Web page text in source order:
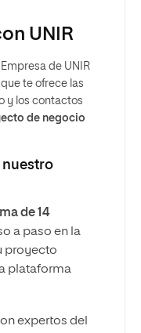
UNIR
de UNIR
te ofrece las
y los contactos
de negocio
de 14
a paso en la
proyecto
plataforma
expertos del